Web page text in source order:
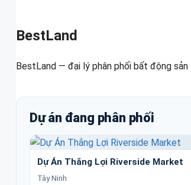
BestLand
BestLand — đại lý phân phối bất động
Dự án đang phân phối
Dự Án Thắng Lợi Riverside Market
Tây Ninh